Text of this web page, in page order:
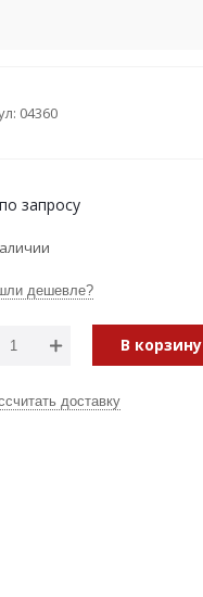
04360
запросу
дешевле?
В корзину
доставку